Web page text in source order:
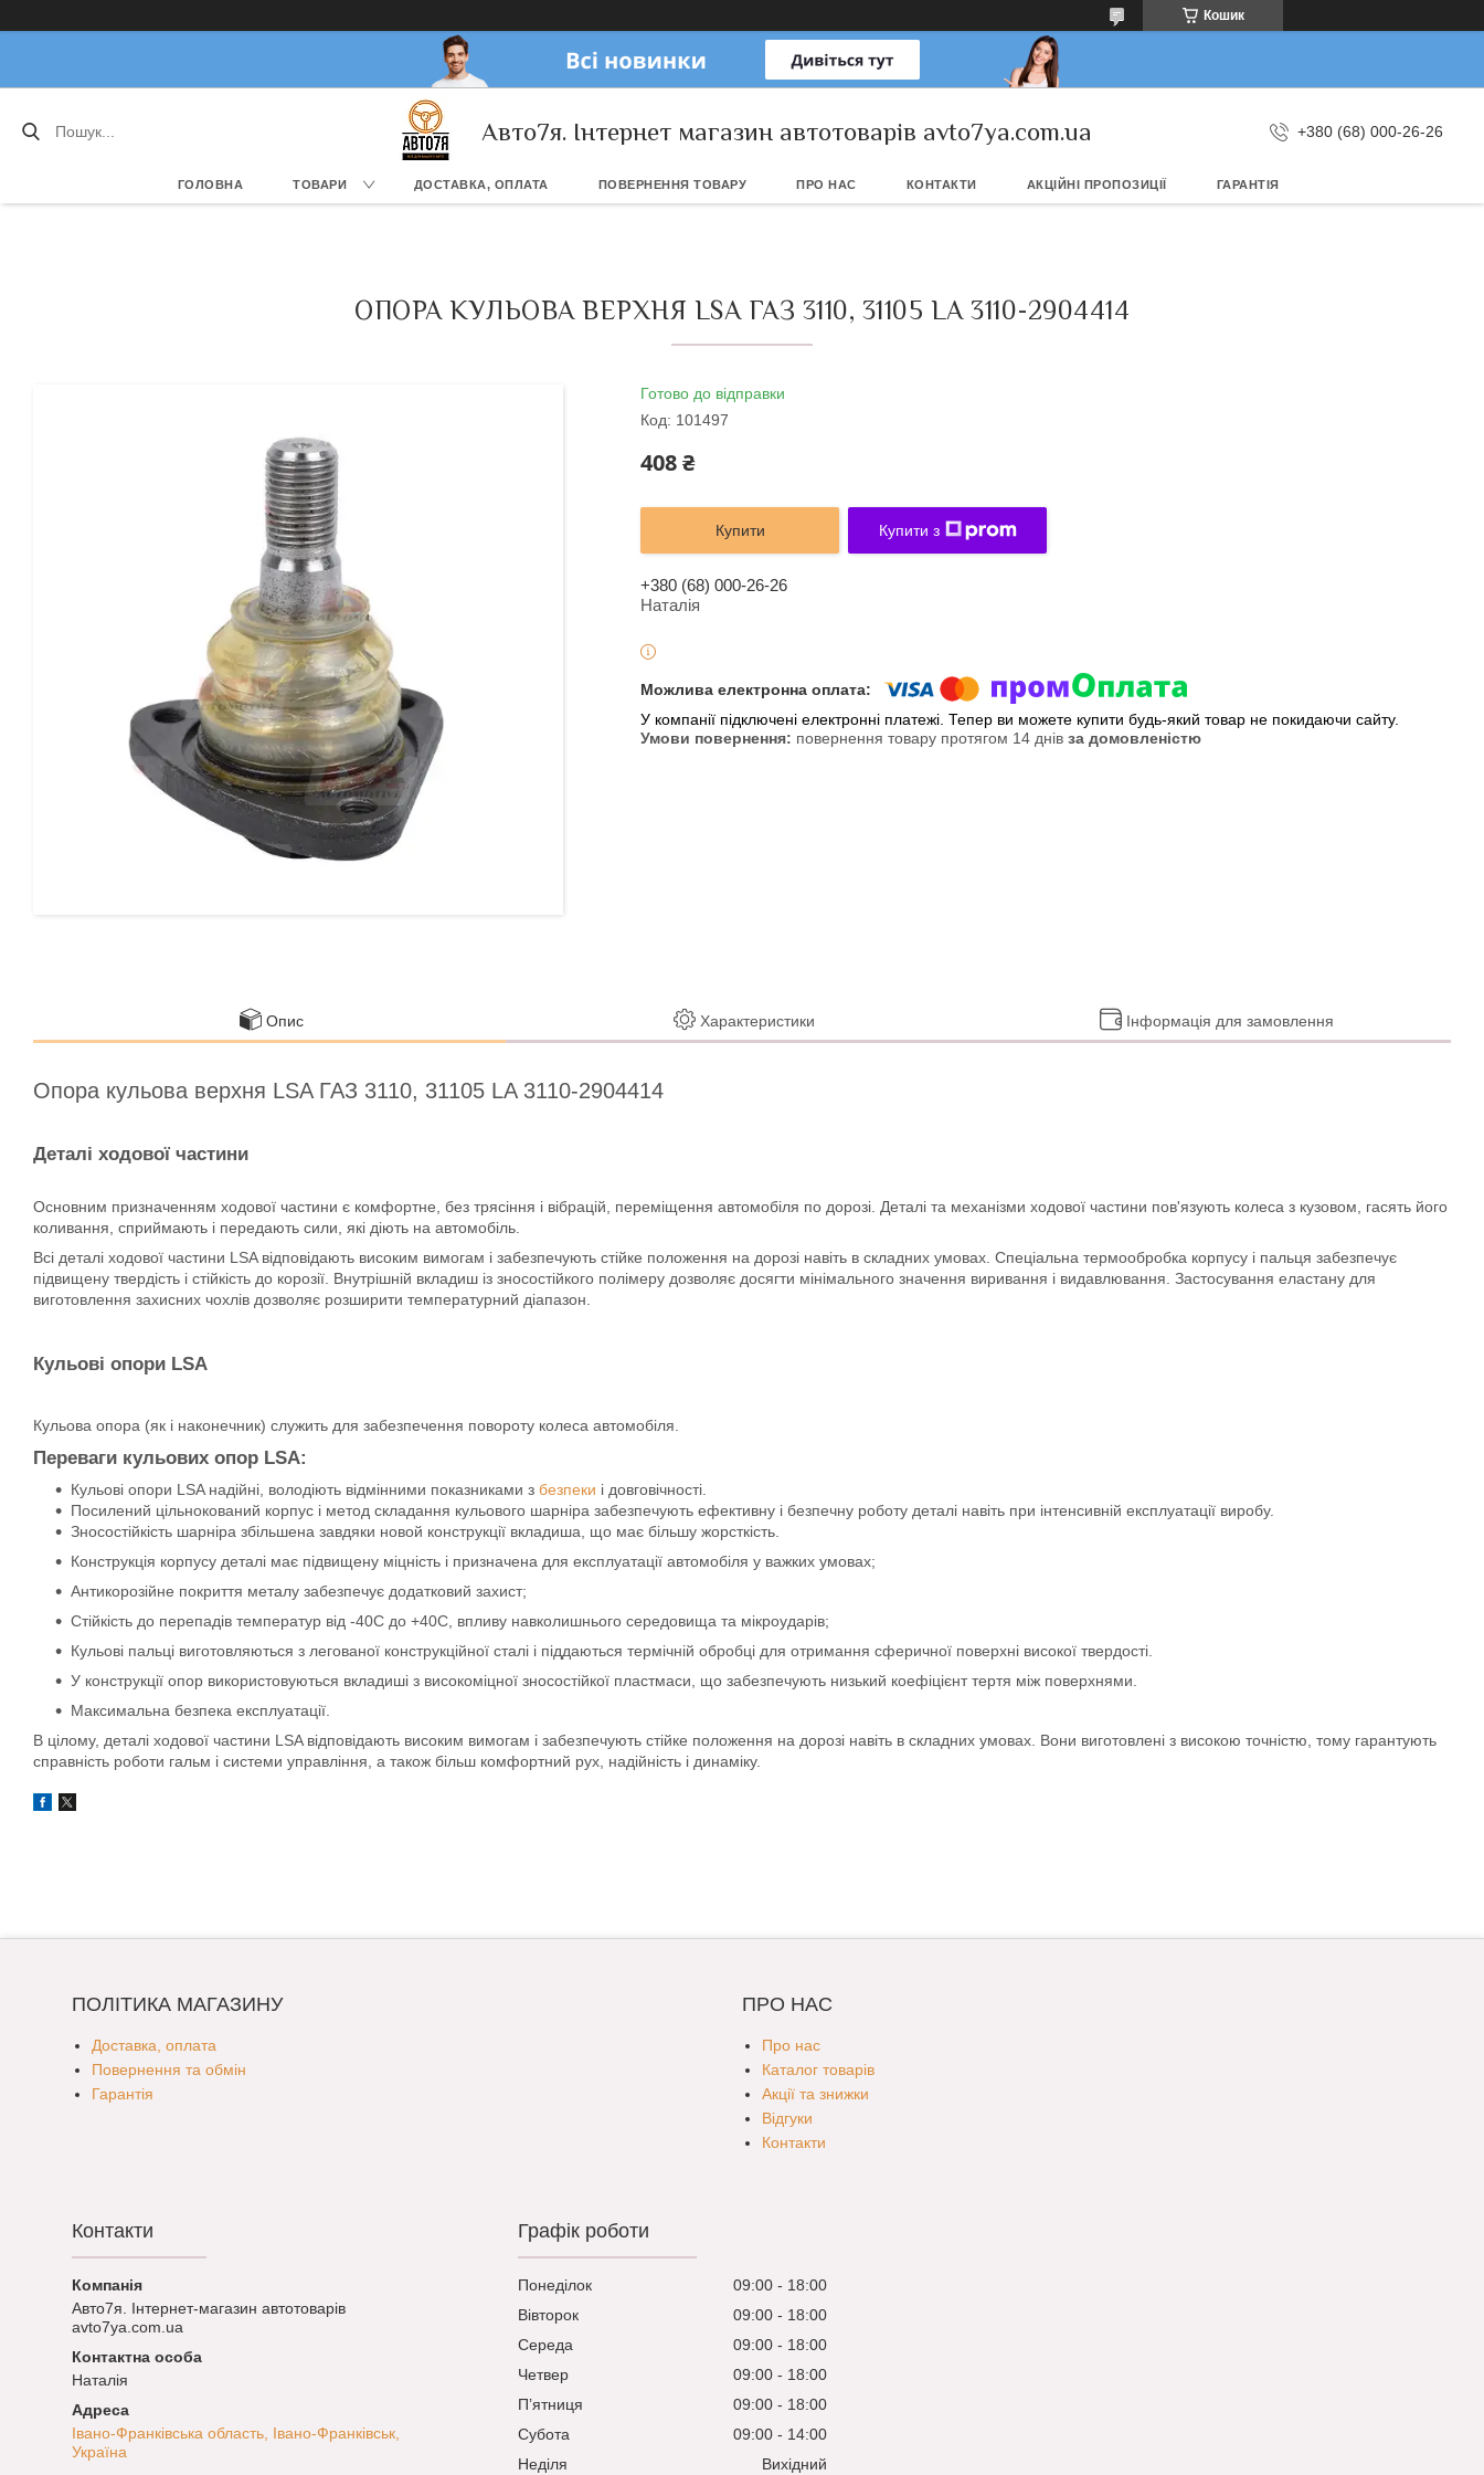
Кошик
Авто7я. Інтернет магазин автотоварів avto7ya.com.ua +380 (68) 000-26-26
ГОЛОВНА ТОВАРИ ДОСТАВКА, ОПЛАТА ПОВЕРНЕННЯ ТОВАРУ ПРО НАС КОНТАКТИ АКЦІЙНІ ПРОПОЗИЦІЇ ГАРАНТІЯ
ОПОРА КУЛЬОВА ВЕРХНЯ LSA ГАЗ 3110, 31105 LA 3110-2904414
Готово до відправки
Код: 101497
408 ₴
Купити Купити з
+380 (68) 000-26-26
Наталія
У компанії підключені електронні платежі. Тепер ви можете купити будь-який товар не покидаючи сайту.
повернення товару протягом 14 днів за домовленістю
Опис Характеристики Інформація для замовлення
Опора кульова верхня LSA ГАЗ 3110, 31105 LA 3110-2904414
Деталі ходової частини
Основним призначенням ходової частини є комфортне, без трясіння і вібрацій, переміщення автомобіля по дорозі. Деталі та механізми ходової частини пов'язують колеса з кузовом, гасять його
коливання, сприймають і передають сили, які діють на автомобіль.
Всі деталі ходової частини LSA відповідають високим вимогам і забезпечують стійке положення на дорозі навіть в складних умовах. Спеціальна термообробка корпусу і пальця забезпечує
підвищену твердість і стійкість до корозії. Внутрішній вкладиш із зносостійкого полімеру дозволяє досягти мінімального значення виривання і видавлювання. Застосування еластану для
виготовлення захисних чохлів дозволяє розширити температурний діапазон.
Кульові опори LSA
Кульова опора (як і наконечник) служить для забезпечення повороту колеса автомобіля.
Переваги кульових опор LSA:
Кульові опори LSA надійні, володіють відмінними показниками з безпеки і довговічності.
Посилений цільнокований корпус і метод складання кульового шарніра забезпечують ефективну і безпечну роботу деталі навіть при інтенсивній експлуатації виробу.
Зносостійкість шарніра збільшена завдяки новой конструкції вкладиша, що має більшу жорсткість.
Конструкція корпусу деталі має підвищену міцність і призначена для експлуатації автомобіля у важких умовах;
Антикорозійне покриття металу забезпечує додатковий захист;
Стійкість до перепадів температур від -40C до +40С, впливу навколишнього середовища та мікроударів;
Кульові пальці виготовляються з легованої конструкційної сталі і піддаються термічній обробці для отримання сферичної поверхні високої твердості.
У конструкції опор використовуються вкладиші з високоміцної зносостійкої пластмаси, що забезпечують низький коефіцієнт тертя між поверхнями.
Максимальна безпека експлуатації.
В цілому, деталі ходової частини LSA відповідають високим вимогам і забезпечують стійке положення на дорозі навіть в складних умовах. Вони виготовлені з високою точністю, тому гарантують
справність роботи гальм і системи управління, а також більш комфортний рух, надійність і динаміку.
ПОЛІТИКА МАГАЗИНУ
Доставка, оплата
Повернення та обмін
Гарантія
ПРО НАС
Про нас
Каталог товарів
Акції та знижки
Відгуки
Контакти
Контакти
Авто7я. Інтернет-магазин автотоварів
avto7ya.com.ua
Наталія
Івано-Франківська область, Івано-Франківськ,
Україна
Графік роботи
Понеділок 09:00
18:00
Вівторок
09:00
18:00
Середа
09:00
18:00
Четвер
09:00
18:00
Пʼятниця
09:00
18:00
Субота
09:00
14:00
Неділя
Вихідний